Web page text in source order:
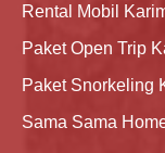
Rental Mobil
Paket Open Trip
Paket Snorkeling
Sama Sama